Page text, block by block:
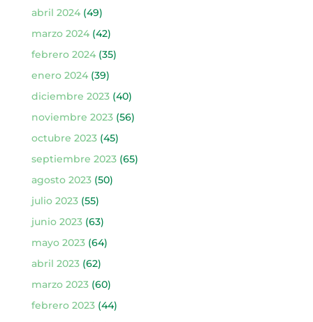
abril 2024(49)
marzo 2024(42)
febrero 2024(35)
enero 2024(39)
diciembre 2023(40)
noviembre 2023(56)
octubre 2023(45)
septiembre 2023(65)
agosto 2023(50)
julio 2023(55)
junio 2023(63)
mayo 2023(64)
abril 2023(62)
marzo 2023(60)
febrero 2023(44)